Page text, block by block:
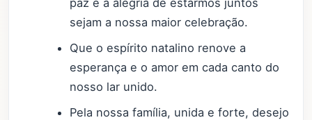
sejam a nossa maior celebração.
Que o espírito natalino renove a
esperança e o amor em cada canto do
nosso lar unido.
Pela nossa família, unida e forte, desejo